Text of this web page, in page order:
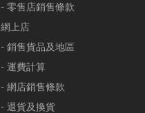
- 零售店銷售條款
網上店
- 銷售貨品及地區
- 運費計算
- 網店銷售條款
- 退貨及換貨